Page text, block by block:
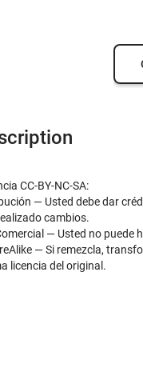
CC-BY-NC-SA:
— Usted debe dar
cambios.
— Usted no puede
— Si remezcla,
licencia del original.